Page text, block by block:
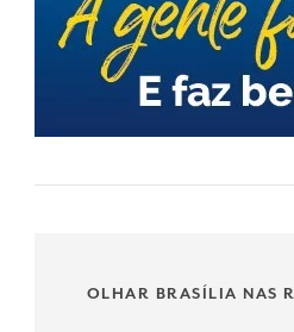
OLHAR BRASÍLIA NAS